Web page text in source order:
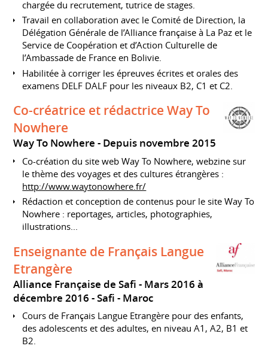
chargée du recrutement, tutrice de stages.
Travail en collaboration avec le Comité de Direction, la
Délégation Générale de l’Alliance française à La Paz et le
Service de Coopération et d’Action Culturelle de
l’Ambassade de France en Bolivie.
Habilitée à corriger les épreuves écrites et orales des
examens DELF DALF pour les niveaux B2, C1 et C2.
Co-créatrice et rédactrice Way To
Nowhere
Way To Nowhere Depuis novembre 2015
Co-création du site web Way To Nowhere, webzine sur
le thème des voyages et des cultures étrangères :
http://www.waytonowhere.fr/
Rédaction et conception de contenus pour le site Way To
Nowhere : reportages, articles, photographies,
illustrations...
Enseignante de Français Langue
Etrangère
Alliance Française de Safi
Mars 2016 à
décembre 2016 Safi Maroc
Cours de Français Langue Etrangère pour des enfants,
des adolescents et des adultes, en niveau A1, A2, B1 et
B2.